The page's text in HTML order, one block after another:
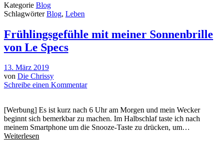
Kategorie Blog
SchlagwörterBlog, Leben
Frühlingsgefühle mit meiner Sonnenbrille
von Le Specs
13. März 2019
von Die Chrissy
Schreibe einen Kommentar
[Werbung] Es ist kurz nach 6 Uhr am Morgen und mein Wecker
beginnt sich bemerkbar zu machen. Im Halbschlaf taste ich nach
meinem Smartphone um die Snooze-Taste zu drücken, um…
Weiterlesen